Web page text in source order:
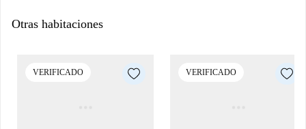
de que se haya cumplido con todos los trámites necesarios. Las parejas
Docklands ofrece un ambiente vibrante. Muy cerca, encontrarás el Theta
College y atracciones destacadas como Dockside Walk. Entre las
Otras habitaciones
VERIFICADO VERIFICADO